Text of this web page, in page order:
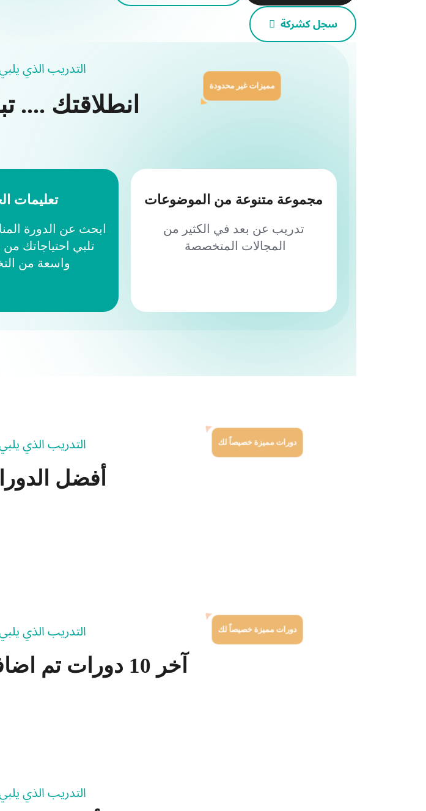
سجل كشركة
مميزات غير محدودة التدريب الذي
انطلاقتك ....
مجموعة متنوعة من الموضوعات
تدريب عن بعد في الكثير من
المجالات المتخصصة
تعليمات
ابحث عن الدورة
تلبي احتياجاتك
واسعة من
دورات مميزة خصيصاً لك التدريب الذي
أفضل
دورات مميزة خصيصاً لك التدريب الذي
آخر 10 دورات تم اضافتها في المنصة 📖
التدريب الذي